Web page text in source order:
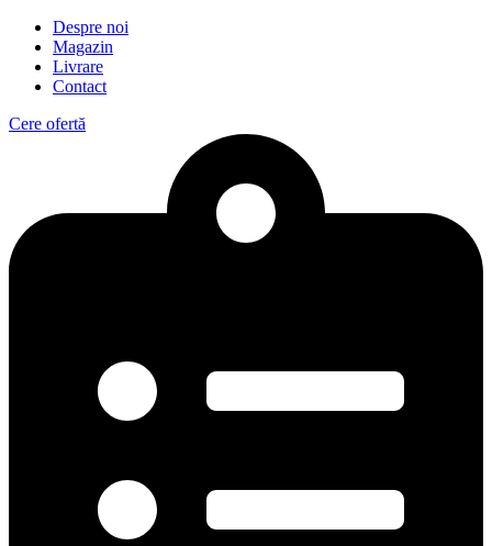
Despre noi
Magazin
Livrare
Contact
Cere ofertă